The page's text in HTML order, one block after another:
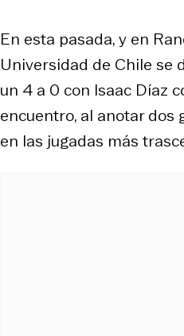
En esta pasada, y en
Universidad de Chile se
un 4 a 0 con Isaac Díaz
encuentro, al anotar dos
en las jugadas más